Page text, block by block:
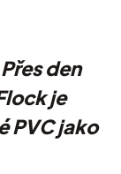
den
je
PVC jako